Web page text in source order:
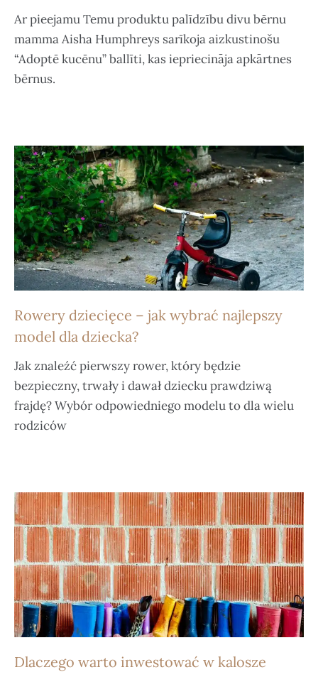
Ar pieejamu Temu produktu palīdzību divu bērnu
mamma Aisha Humphreys sarīkoja aizkustinošu
“Adoptē kucēnu” ballīti, kas iepriecināja apkārtnes
bērnus.
Rowery dziecięce – jak wybrać najlepszy
model dla dziecka?
Jak znaleźć pierwszy rower, który będzie
bezpieczny, trwały i dawał dziecku prawdziwą
frajdę? Wybór odpowiedniego modelu to dla wielu
rodziców
Dlaczego warto inwestować w kalosze